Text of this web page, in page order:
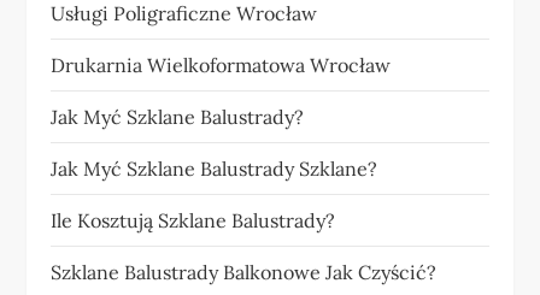
Usługi Poligraficzne Wrocław
Drukarnia Wielkoformatowa Wrocław
Jak Myć Szklane Balustrady?
Jak Myć Szklane Balustrady Szklane?
Ile Kosztują Szklane Balustrady?
Szklane Balustrady Balkonowe Jak Czyścić?